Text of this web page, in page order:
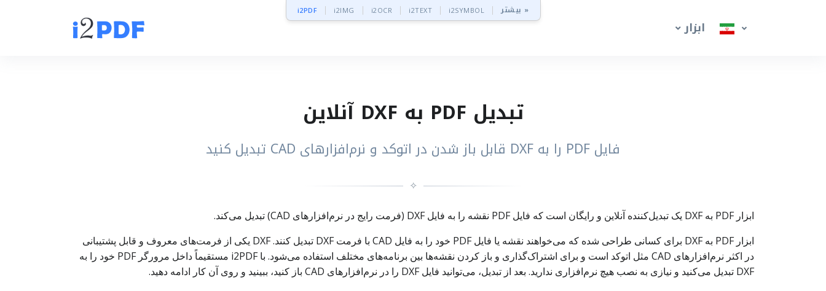
i2PDF i2IMG i2OCR i2TEXT i2SYMBOL بیشتر »
ابزار
تبدیل PDF به DXF آنلاین
فایل PDF را به DXF قابل باز شدن در اتوکد و نرم‌افزارهای CAD تبدیل کنید
✧
ابزار PDF به DXF یک تبدیل‌کننده آنلاین و رایگان است که فایل PDF نقشه را به فایل DXF (فرمت رایج در نرم‌افزارهای CAD) تبدیل می‌کند.
ابزار PDF به DXF برای کسانی طراحی شده که می‌خواهند نقشه یا فایل PDF خود را به فایل CAD با فرمت DXF تبدیل کنند. DXF یکی از فرمت‌های معروف و قابل پشتیبانی
در اکثر نرم‌افزارهای CAD مثل اتوکد است و برای اشتراک‌گذاری و باز کردن نقشه‌ها بین برنامه‌های مختلف استفاده می‌شود. با i2PDF مستقیماً داخل مرورگر PDF خود را به
DXF تبدیل می‌کنید و نیازی به نصب هیچ نرم‌افزاری ندارید. بعد از تبدیل، می‌توانید فایل DXF را در نرم‌افزارهای CAD باز کنید، ببینید و روی آن کار ادامه دهید.